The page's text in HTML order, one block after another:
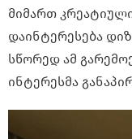
მიმართ
დაინტერესება
სწორედ ამ
ინტერესმა